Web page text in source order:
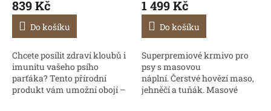
839 Kč
Do košíku
Chcete posílit zdraví kloubů i
imunitu vašeho psího
parťáka? Tento přírodní
produkt vám umožní obojí –
1 499 Kč
Do košíku
Superpremiové krmivo pro
psy s masovou
náplní. Čerstvé hovězí maso,
jehněčí a tuňák. Masové